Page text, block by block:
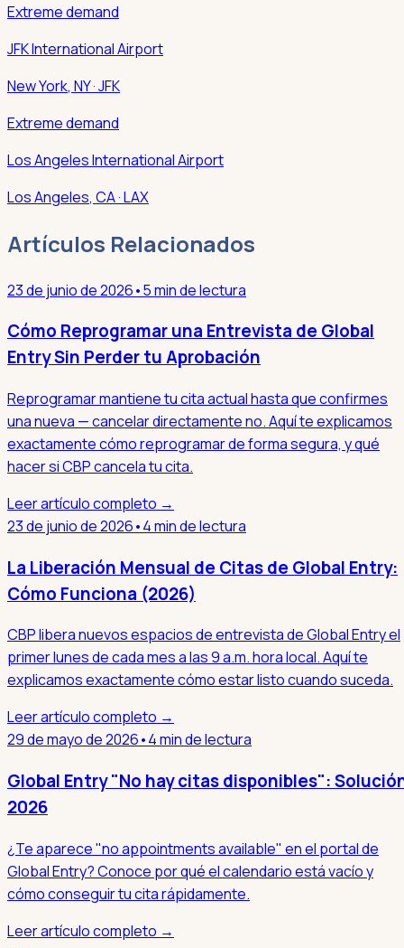
Extreme demand
JFK International Airport
New York, NY· JFK
Extreme demand
Los Angeles International Airport
Los Angeles, CA· LAX
Artículos Relacionados
23 de junio de 2026•5 min de lectura
Cómo Reprogramar una Entrevista de Global
Entry Sin Perder tu Aprobación
Reprogramar mantiene tu cita actual hasta que confirmes
una nueva — cancelar directamente no. Aquí te explicamos
exactamente cómo reprogramar de forma segura, y qué
hacer si CBP cancela tu cita.
Leer artículo completo →
23 de junio de 2026•4 min de lectura
La Liberación Mensual de Citas de Global Entry:
Cómo Funciona (2026)
CBP libera nuevos espacios de entrevista de Global Entry el
primer lunes de cada mes a las 9 a.m. hora local. Aquí te
explicamos exactamente cómo estar listo cuando suceda.
Leer artículo completo →
29 de mayo de 2026•4 min de lectura
Global Entry "No hay citas disponibles":
2026
¿Te aparece "no appointments available" en el portal de
Global Entry? Conoce por qué el calendario está vacío y
cómo conseguir tu cita rápidamente.
Leer artículo completo →